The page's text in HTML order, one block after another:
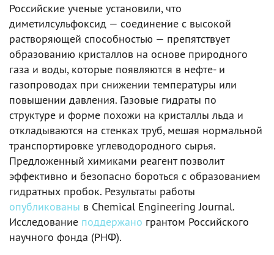
Российские ученые установили, что
диметилсульфоксид — соединение с высокой
растворяющей способностью — препятствует
образованию кристаллов на основе природного
газа и воды, которые появляются в нефте- и
газопроводах при снижении температуры или
повышении давления. Газовые гидраты по
структуре и форме похожи на кристаллы льда и
откладываются на стенках труб, мешая нормальной
транспортировке углеводородного сырья.
Предложенный химиками реагент позволит
эффективно и безопасно бороться с образованием
гидратных пробок. Результаты работы
опубликованы в Chemical Engineering Journal.
Исследование поддержано грантом Российского
научного фонда (РНФ).